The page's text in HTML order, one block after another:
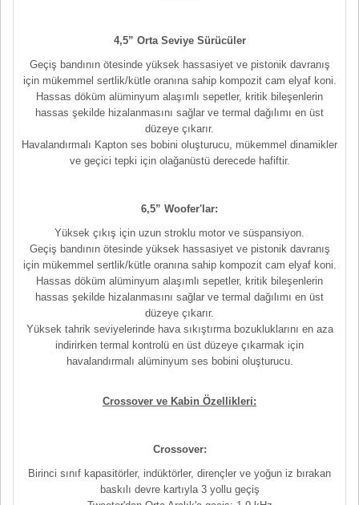
4,5” Orta Seviye Sürücüler
Geçiş bandının ötesinde yüksek hassasiyet ve pistonik davranış
için mükemmel sertlik/kütle oranına sahip kompozit cam elyaf koni.
Hassas döküm alüminyum alaşımlı sepetler, kritik bileşenlerin
hassas şekilde hizalanmasını sağlar ve termal dağılımı en üst
düzeye çıkarır.
Havalandırmalı Kapton ses bobini oluşturucu, mükemmel dinamikler
ve geçici tepki için olağanüstü derecede hafiftir.
6,5” Woofer'lar:
Yüksek çıkış için uzun stroklu motor ve süspansiyon.
Geçiş bandının ötesinde yüksek hassasiyet ve pistonik davranış
için mükemmel sertlik/kütle oranına sahip kompozit cam elyaf koni.
Hassas döküm alüminyum alaşımlı sepetler, kritik bileşenlerin
hassas şekilde hizalanmasını sağlar ve termal dağılımı en üst
düzeye çıkarır.
Yüksek tahrik seviyelerinde hava sıkıştırma bozukluklarını en aza
indirirken termal kontrolü en üst düzeye çıkarmak için
havalandırmalı alüminyum ses bobini oluşturucu.
Crossover ve Kabin Özellikleri:
Crossover:
Birinci sınıf kapasitörler, indüktörler, dirençler ve yoğun iz bırakan
baskılı devre kartıyla 3 yollu geçiş